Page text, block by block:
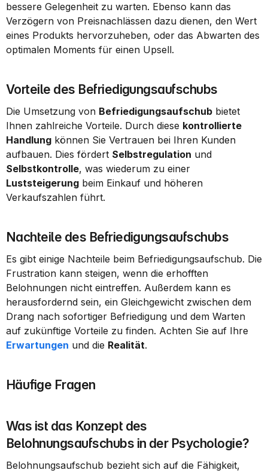
bessere Gelegenheit zu warten. Ebenso kann das
Verzögern von Preisnachlässen dazu dienen, den Wert
eines Produkts hervorzuheben, oder das Abwarten des
optimalen Moments für einen Upsell.
Vorteile des Befriedigungsaufschubs
Die Umsetzung von Befriedigungsaufschub bietet
Ihnen zahlreiche Vorteile. Durch diese kontrollierte
Handlung können Sie Vertrauen bei Ihren Kunden
aufbauen. Dies fördert Selbstregulation
Selbstkontrolle
Luststeigerung beim Einkauf und höheren
Verkaufszahlen führt.
Nachteile des Befriedigungsaufschubs
Es gibt einige Nachteile beim Befriedigungsaufschub. Die
Frustration kann steigen, wenn die erhofften
Belohnungen nicht eintreffen. Außerdem kann es
herausfordernd sein, ein Gleichgewicht zwischen dem
Drang nach sofortiger Befriedigung und dem Warten
Erwartungen und die Realität.
Häufige Fragen
Was ist das Konzept des
Belohnungsaufschubs in der Psychologie?
Belohnungsaufschub bezieht sich auf die Fähigkeit,